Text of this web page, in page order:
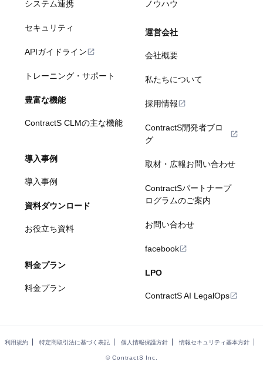
システム連携
セキュリティ
APIガイドライン
トレーニング・サポート
豊富な機能
ContractS CLMの主な機能
導入事例
導入事例
資料ダウンロード
お役立ち資料
料金プラン
料金プラン
ノウハウ
運営会社
会社概要
私たちについて
採用情報
ContractS開発者ブロ
グ
取材・広報お問い合わせ
ContractSパートナープ
ログラムのご案内
お問い合わせ
facebook
LPO
ContractS AI LegalOps
利用規約 特定商取引法に基づく表記 個人情報保護方針 情報セキュリティ基本方針
© ContractS Inc.